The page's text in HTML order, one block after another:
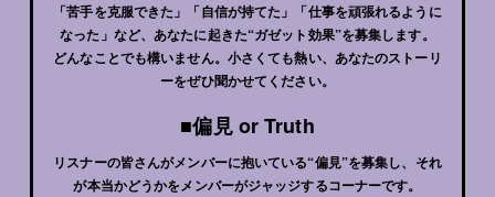
「苦手を克服できた」「自信が持てた」「仕事を頑張れるように
なった」など、あなたに起きた“ガゼット効果”を募集します。
どんなことでも構いません。小さくても熱い、あなたのストーリ
ーをぜひ聞かせてください。
■偏見 or Truth
リスナーの皆さんがメンバーに抱いている“偏見”を募集し、それ
が本当かどうかをメンバーがジャッジするコーナーです。